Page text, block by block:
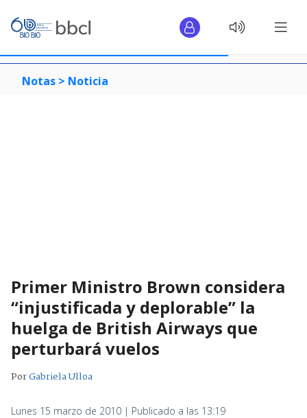
Notas > Noticia
Primer Ministro Brown considera
“injustificada y deplorable” la
huelga de British Airways que
perturbará vuelos
PorGabriela Ulloa
Lunes 15 marzo de 2010 | Publicado a las 13:19